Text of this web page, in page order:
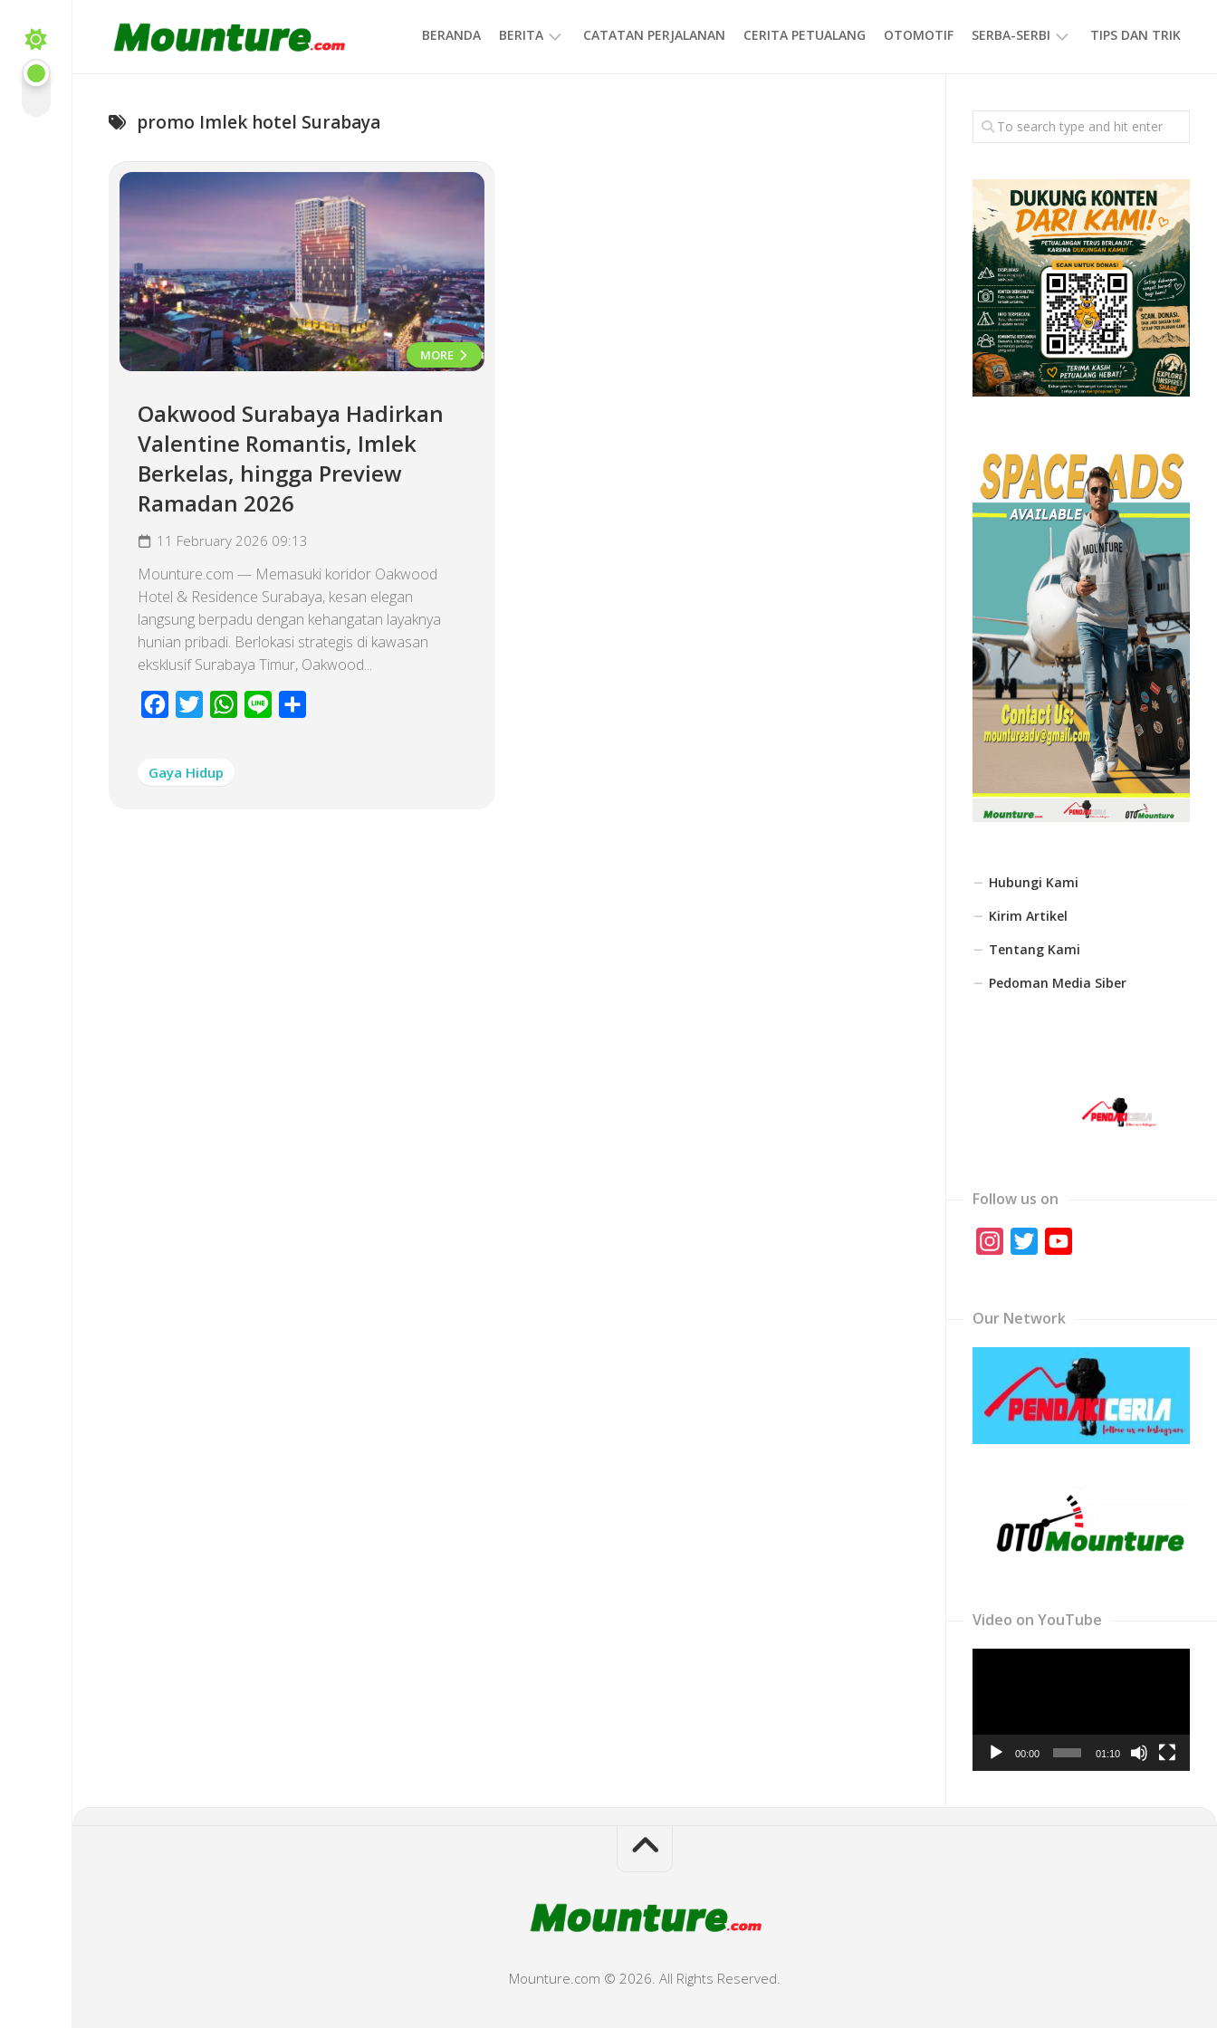
content
BERANDA BERITA CATATAN PERJALANAN CERITA PETUALANG OTOMOTIF SERBA-SERBI
GAYA
HIDUP
TIPS DAN TRIK
promo Imlek hotel Surabaya
MORE
Oakwood Surabaya Hadirkan
Valentine Romantis, Imlek
Berkelas, hingga Preview
Ramadan 2026
11 February 2026 09:13
Mounture.com — Memasuki koridor Oakwood
Hotel & Residence Surabaya, kesan elegan
langsung berpadu dengan kehangatan layaknya
hunian pribadi. Berlokasi strategis di kawasan
eksklusif Surabaya Timur, Oakwood...
Facebook
Twitter WhatsApp
Line
Gaya Hidup
Hubungi Kami
Kirim Artikel
Tentang Kami
Pedoman Media Siber
Follow us on
Instagram
Twitter
Our Network
Video on YouTube
00:00 01:10
Mounture.com © 2026. All Rights Reserved.